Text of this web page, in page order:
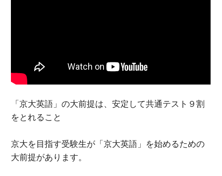
「京大英語」の大前提は、安定して共通テスト９割
をとれること
京大を目指す受験生が「京大英語」を始めるための
大前提があります。